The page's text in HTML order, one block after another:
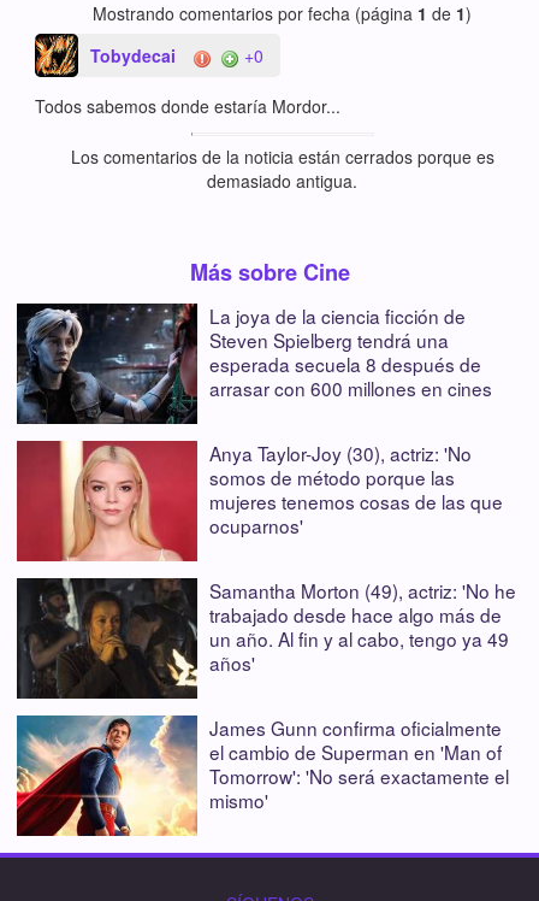
Mostrando comentarios por fecha (página 1 de 1)
Tobydecai
+0
Todos sabemos donde estaría Mordor...
Los comentarios de la noticia están cerrados porque es
demasiado antigua.
Más sobre Cine
La joya de la ciencia ficción de
Steven Spielberg tendrá una
esperada secuela 8 después de
arrasar con 600 millones en cines
Anya Taylor-Joy (30), actriz: 'No
somos de método porque las
mujeres tenemos cosas de las que
ocuparnos'
Samantha Morton (49), actriz: 'No he
trabajado desde hace algo más de
un año. Al fin y al cabo, tengo ya 49
años'
James Gunn confirma oficialmente
el cambio de Superman en 'Man of
Tomorrow': 'No será exactamente el
mismo'